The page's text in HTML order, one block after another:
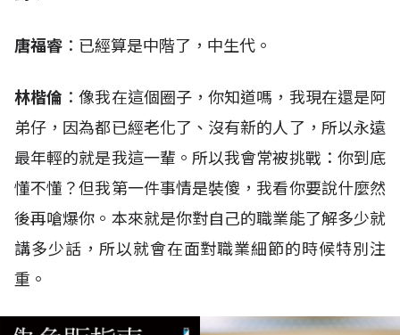
唐福睿 ：已經算是中階了，中生代。
林楷倫 ：像我在這個圈子，你知道嗎，我現在還是阿
弟仔，因為都已經老化了、沒有新的人了，所以永遠
最年輕的就是我這一輩。所以我會常被挑戰：你到底
懂不懂？但我第一件事情是裝傻，我看你要說什麼然
後再嗆爆你。本來就是你對自己的職業能了解多少就
講多少話，所以就會在面對職業細節的時候特別注
重。